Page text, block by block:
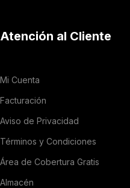
Atención al Cliente
Mi Cuenta
Facturación
Aviso de Privacidad
Términos y Condiciones
Área de Cobertura Gratis
Almacén